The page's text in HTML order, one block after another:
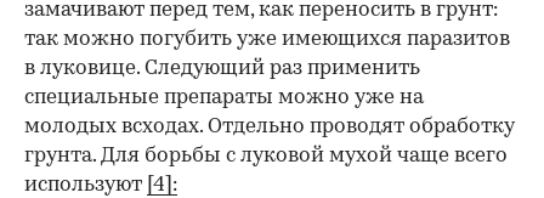
замачивают перед тем, как переносить в грунт:
так можно погубить уже имеющихся паразитов
в луковице. Следующий раз применить
специальные препараты можно уже на
молодых всходах. Отдельно проводят обработку
грунта. Для борьбы с луковой мухой чаще всего
используют [4]: